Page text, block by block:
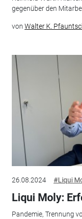
gegenüber den
von Walter K.
26.08.2024 #Liqui
Liqui Moly:
Pandemie, Trennung